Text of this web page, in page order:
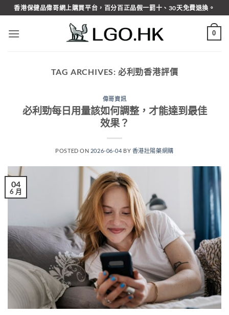
Skip
to
content
香港保健品偉哥網上購買平台，百分百正品假一罰十、30天免費退換。
0
TAG ARCHIVES: 必利勁香港評價
偉哥資訊
必利勁每日用量該如何調整，才能達到最佳
效果？
POSTED ON 2026-06-04 BY 香港壯陽藥網購
04
6 月